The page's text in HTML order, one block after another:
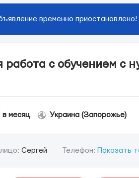
временно приостановлено!
работа с обучением с
месяц Украина (Запорожье)
Сергей Телефон: Показать